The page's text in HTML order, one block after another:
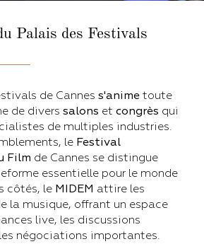
Palais des Festivals
de Cannes s'anime toute
de divers salons et congrès qui
de multiples industries.
le Festival
Film de Cannes se distingue
essentielle pour le monde
côtés, le MIDEM attire les
la musique, offrant un espace
live, les discussions
négociations importantes.